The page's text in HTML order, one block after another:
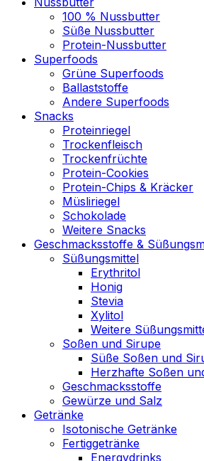
100 % Nussbutter
Süße Nussbutter
Protein-Nussbutter
Superfoods
Grüne Superfoods
Ballaststoffe
Andere Superfoods
Snacks
Proteinriegel
Trockenfleisch
Trockenfrüchte
Protein-Cookies
Protein-Chips & Kräcker
Müsliriegel
Schokolade
Weitere Snacks
Geschmacksstoffe &
Süßungsmittel
Erythritol
Honig
Stevia
Xylitol
Weitere
Soßen und Sirupe
Süße Soßen und
Herzhafte Soßen
Geschmacksstoffe
Gewürze und Salz
Getränke
Isotonische Getränke
Fertiggetränke
Energydrinks